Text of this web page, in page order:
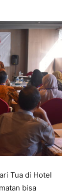
Tua di Hotel
bisa